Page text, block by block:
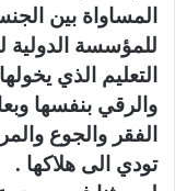
المساواة بين
للمؤسسة الدولية
التعليم الذي
والرقي بنفسها
الفقر والجوع
تودي الى هلاكها .